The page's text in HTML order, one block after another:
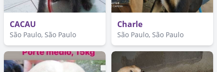
CACAU
São Paulo, São Paulo
Charle
São Paulo, São Paulo